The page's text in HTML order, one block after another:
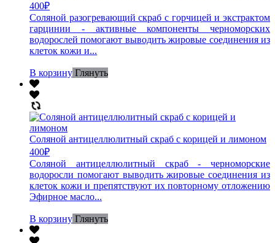
400₽
Соляной разогревающий скраб с горчицей и экстрактом
гарцинии - активные компоненты черноморских
водорослей помогают выводить жировые соединения из
клеток кожи и...
В корзину Глянуть
Соляной антицеллюлитный скраб с корицей и лимоном
400₽
Соляной антицеллюлитный скраб - черноморские
водоросли помогают выводить жировые соединения из
клеток кожи и препятствуют их повторному отложению
Эфирное масло...
В корзину Глянуть